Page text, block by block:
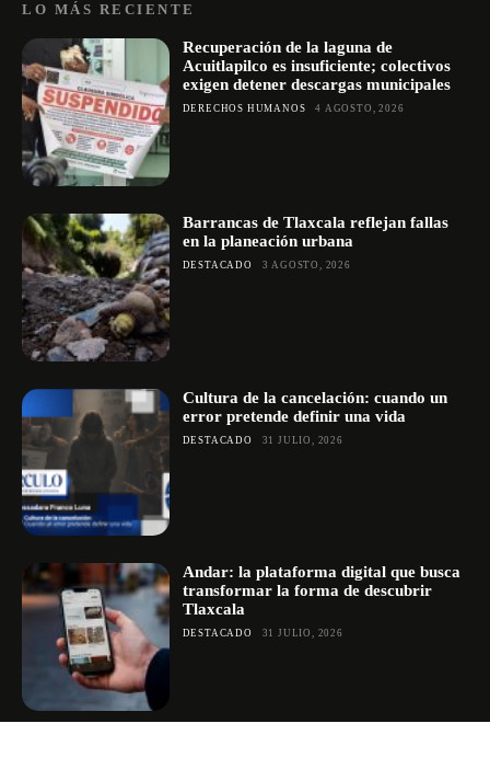
LO MÁS RECIENTE
Recuperación de la laguna de
Acuitlapilco es insuficiente; colectivos
exigen detener descargas municipales
DERECHOS HUMANOS 4 AGOSTO, 2026
Barrancas de Tlaxcala reflejan fallas
en la planeación urbana
DESTACADO 3 AGOSTO, 2026
Cultura de la cancelación: cuando un
error pretende definir una vida
DESTACADO 31 JULIO, 2026
Andar: la plataforma digital que busca
transformar la forma de descubrir
Tlaxcala
DESTACADO 31 JULIO, 2026